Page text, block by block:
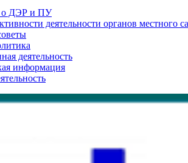
о ДЭР и ПУ
деятельности органов местного
деятельность
информация